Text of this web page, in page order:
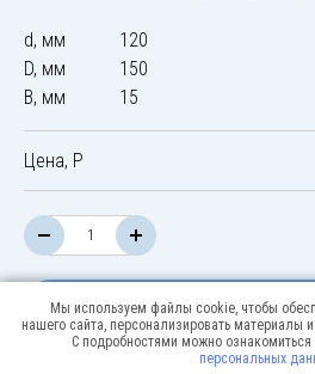
d, мм
120
D, мм
150
B, мм
15
Цена, Р
В корзину
Мы используем файлы cookie, чтобы
нашего сайта, персонализировать материалы
С подробностями можно ознакомиться
персональных